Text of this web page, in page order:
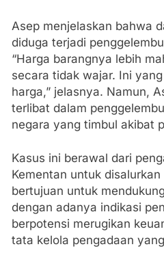
Asep menjelaskan bahwa
diduga terjadi
“Harga barangnya lebih
secara tidak wajar. Ini
harga,” jelasnya. Namun,
terlibat dalam
negara yang timbul akibat
Kasus ini berawal dari
Kementan untuk
bertujuan untuk
dengan adanya indikasi
berpotensi merugikan
tata kelola pengadaan